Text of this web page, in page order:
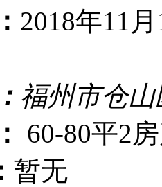
2018年11
福州市仓
60-80平2
暂无